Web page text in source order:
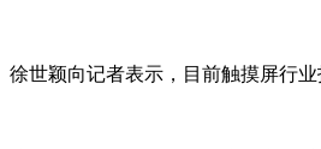
徐世颖向记者表示，目前触摸屏行